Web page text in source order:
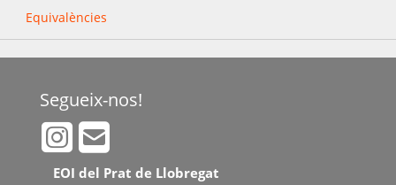
Equivalències
Segueix-nos!
EOI del Prat de Llobregat